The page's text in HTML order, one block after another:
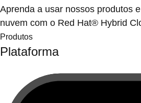
Aprenda a usar nossos produtos
nuvem com o Red Hat® Hybrid
Produtos
Plataforma